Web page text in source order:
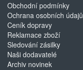
Obchodní podmínky
Ochrana osobních údajů
Ceník dopravy
Reklamace zboží
Sledování zásilky
Naši dodavatelé
Archiv novinek